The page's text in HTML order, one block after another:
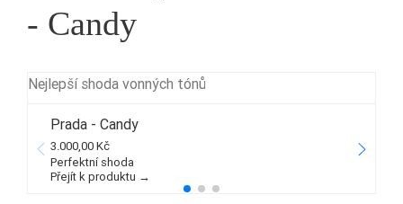
- Candy
Nejlepší shoda vonných tónů
Prada - Candy
3.000,00 Kč
Perfektní shoda
Přejít k produktu →